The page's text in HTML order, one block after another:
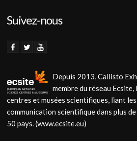
Suivez-nous
Depuis 2013, Callisto
membre du réseau
centres et musées scientifiques, liant
communication scientifique dans plus
50 pays. (www.ecsite.eu)